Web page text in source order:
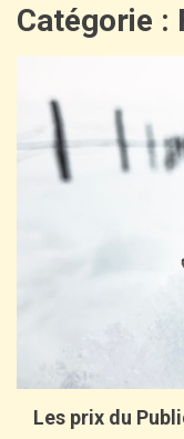
Catégorie :
Les prix du